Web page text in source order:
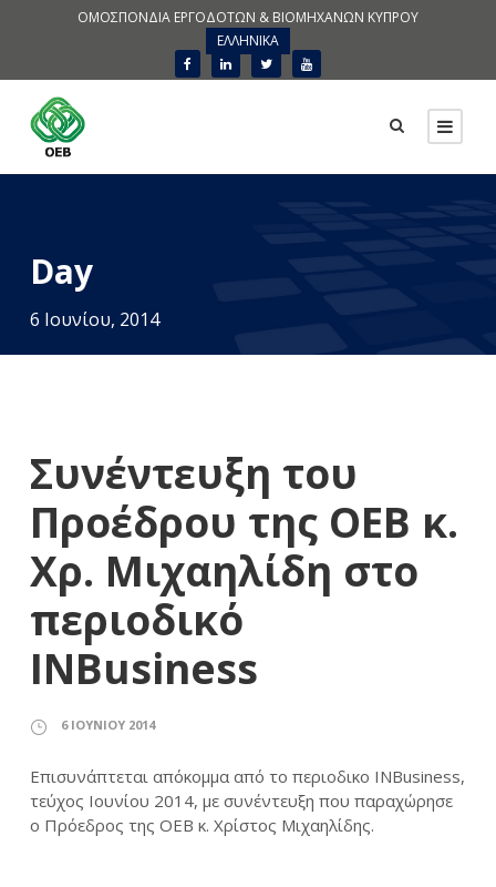
ΟΜΟΣΠΟΝΔΙΑ ΕΡΓΟΔΟΤΩΝ & ΒΙΟΜΗΧΑΝΩΝ ΚΥΠΡΟΥ
ΕΛΛΗΝΙΚΑ
Day
6 Ιουνίου, 2014
Συνέντευξη του
Προέδρου της ΟΕΒ κ.
Χρ. Μιχαηλίδη στο
περιοδικό
INBusiness
6 ΙΟΥΝΊΟΥ 2014
Επισυνάπτεται απόκομμα από το περιοδικο INBusiness,
τεύχος Ιουνίου 2014, με συνέντευξη που παραχώρησε
ο Πρόεδρος της ΟΕΒ κ. Χρίστος Μιχαηλίδης.